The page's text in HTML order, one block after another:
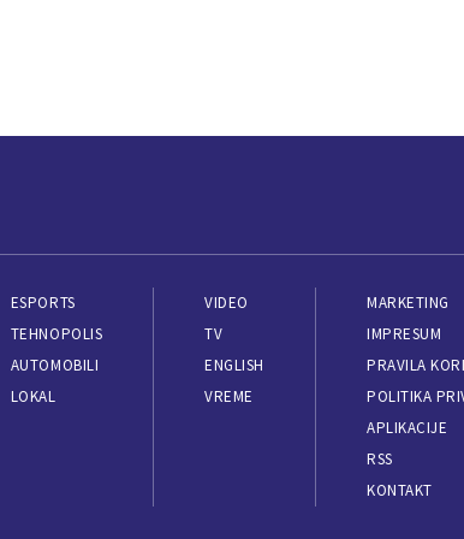
ESPORTS
TEHNOPOLIS
AUTOMOBILI
LOKAL
VIDEO
TV
ENGLISH
VREME
MARKETING
IMPRESUM
PRAVILA
POLITIKA
APLIKACIJE
RSS
KONTAKT